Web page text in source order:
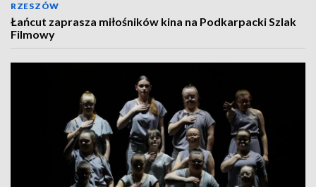
RZESZÓW
Łańcut zaprasza miłośników kina na Podkarpacki Szlak
Filmowy